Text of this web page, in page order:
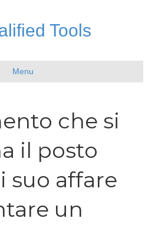
Tools
Menu
che si
il posto
suo affare
un